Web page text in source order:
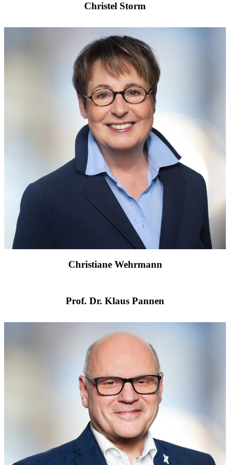
Christel Storm
Christiane Wehrmann
Prof. Dr. Klaus Pannen